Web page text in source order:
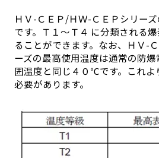
ＨＶ-ＣＥＰ/ＨＷ-ＣＥＰシリー
です。Ｔ１～Ｔ４ に分類される
ることができます。なお、ＨＶ-
ーズの最高使用温度は通常の防
囲温度と同じ４０℃です。これよ
必要があります。